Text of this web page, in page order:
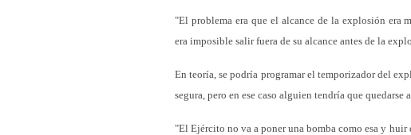
"El problema era que el alcance de la explosión era
era imposible salir fuera de su alcance antes de la
En teoría, se podría programar el temporizador del
segura, pero en ese caso alguien tendría que quedarse
"El Ejército no va a poner una bomba como esa y